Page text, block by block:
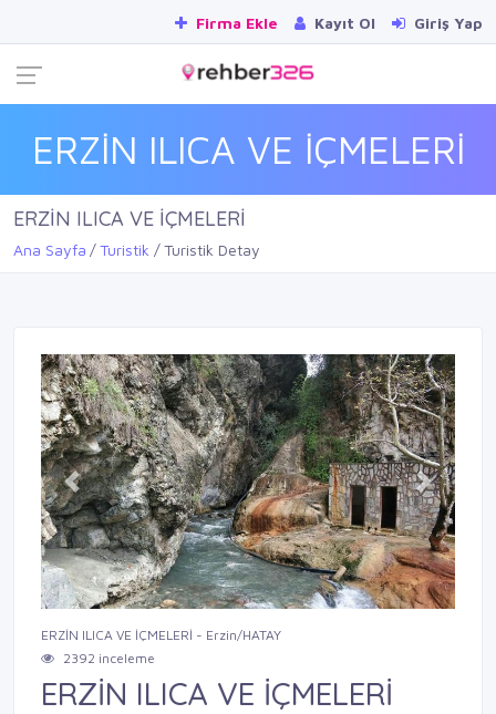
Firma Ekle Kayıt Ol Giriş Yap
ERZİN ILICA VE İÇMELERİ
ERZİN ILICA VE İÇMELERİ
Ana Sayfa Turistik Turistik Detay
Previous Next
ERZİN ILICA VE İÇMELERİ - Erzin/HATAY
2392 inceleme
ERZİN ILICA VE İÇMELERİ